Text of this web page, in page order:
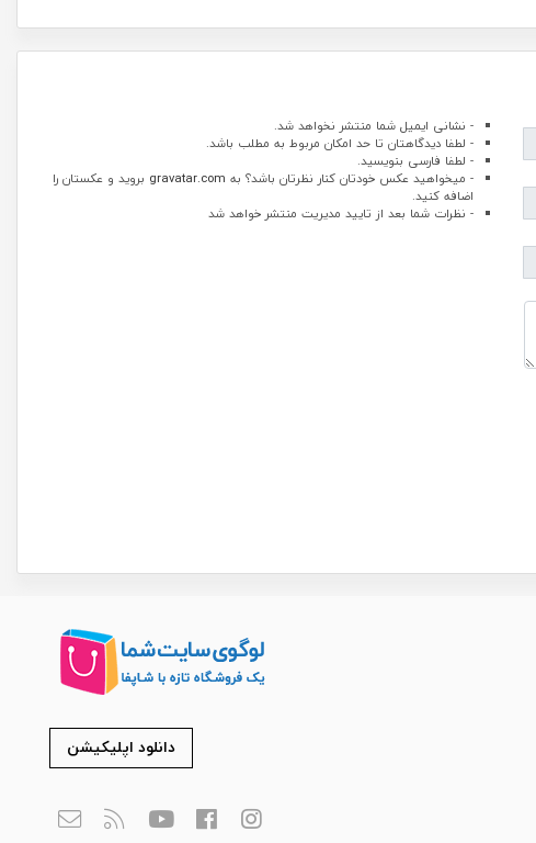
- نشانی ایمیل شما منتشر نخواهد شد.
- لطفا دیدگاهتان تا حد امکان مربوط به مطلب باشد.
- لطفا فارسی بنویسید.
- میخواهید عکس خودتان کنار نظرتان باشد؟ به gravatar.com بروید و عکستان را
اضافه کنید.
- نظرات شما بعد از تایید مدیریت منتشر خواهد شد
دانلود اپلیکیشن